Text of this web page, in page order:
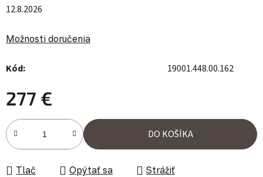
12.8.2026
Možnosti doručenia
Kód: 19001.448.00.162
277 €
Jednotková cena:
DO KOŠÍKA
Tlač Opýtať sa
Strážiť